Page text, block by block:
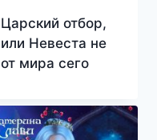
Царский отбор,
или Невеста не
от мира сего